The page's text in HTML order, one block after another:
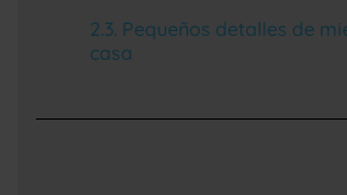
Pequeños detalles de
casa